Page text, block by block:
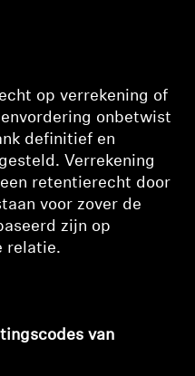
op verrekening of
onbetwist
definitief en
Verrekening
retentierecht door
voor zover de
zijn op
relatie.
van